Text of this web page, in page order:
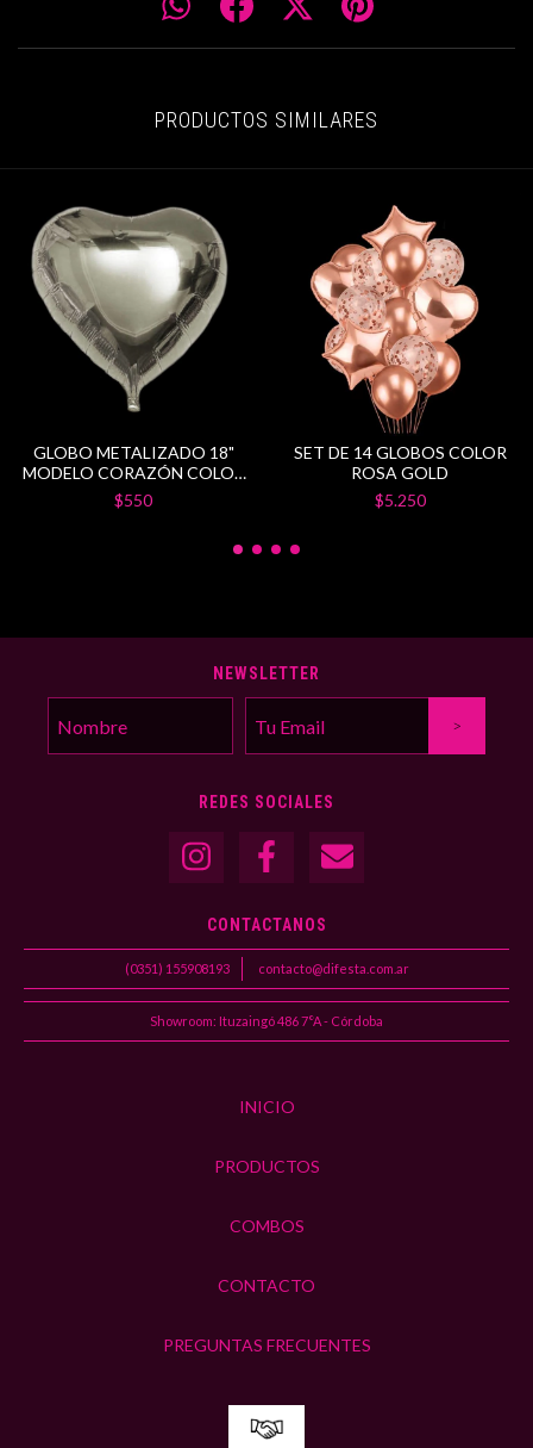
PRODUCTOS SIMILARES
GLOBO METALIZADO 18"
MODELO CORAZÓN COLOR
PLATEADO
$550
SET DE 14 GLOBOS COLOR
ROSA GOLD
$5.250
NEWSLETTER
REDES SOCIALES
CONTACTANOS
(0351) 155908193 contacto@difesta.com.ar
Showroom: Ituzaingó 486 7°A - Córdoba
INICIO
PRODUCTOS
COMBOS
CONTACTO
PREGUNTAS FRECUENTES